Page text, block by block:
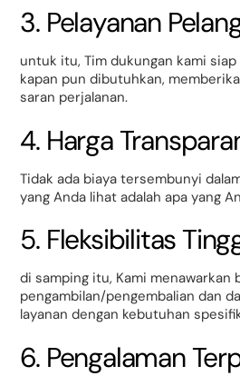
3. Pelayanan
untuk itu, Tim dukungan kami
kapan pun dibutuhkan,
saran perjalanan.
4. Harga
Tidak ada biaya tersembunyi
yang Anda lihat adalah apa yang
5. Fleksibilitas
di samping itu, Kami menawarkan
pengambilan/pengembalian dan
layanan dengan kebutuhan
6. Pengalaman